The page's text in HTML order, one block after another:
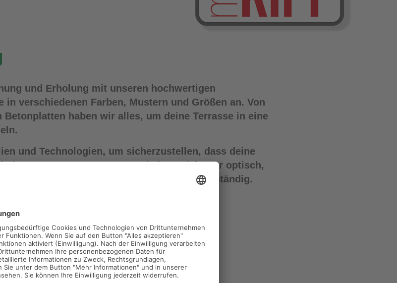
und Erholung mit unseren hochwertigen
verschiedenen Farben, Mustern und Größen an. Von
haben wir alles, um deine Terrasse in eine
und Technologien, um sicherzustellen, dass deine
überzeugen unsere Terrassenbeläge nicht nur optisch,
wenig Wartung, rutschfest und wetterbeständig.